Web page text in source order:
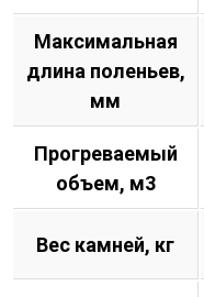
Максимальная
длина поленьев,
мм
Прогреваемый
объем, м3
Вес камней, кг